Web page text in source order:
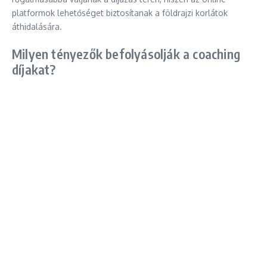
platformok lehetőséget biztosítanak a földrajzi korlátok
áthidalására.
Milyen tényezők befolyásolják a coaching
díjakat?